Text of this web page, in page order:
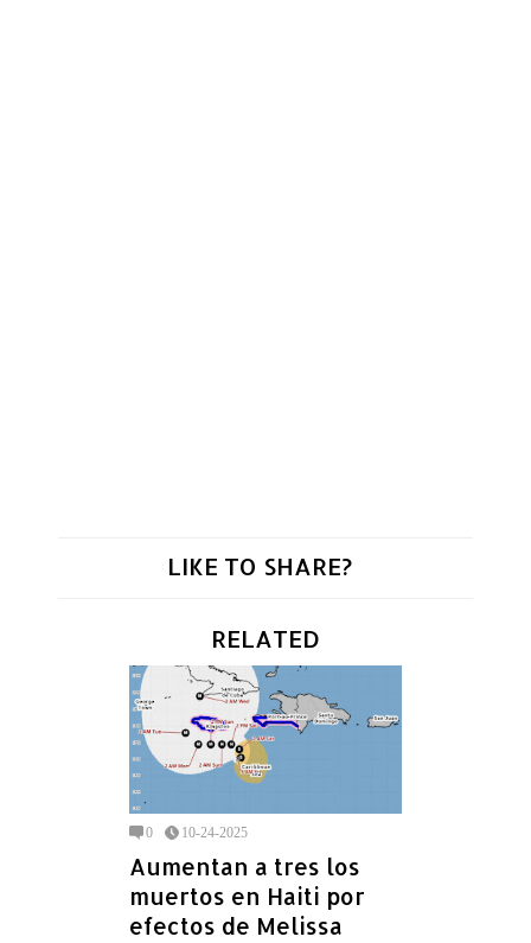
LIKE TO SHARE?
RELATED
0 10-24-2025
Aumentan a tres los
muertos en Haiti por
efectos de Melissa